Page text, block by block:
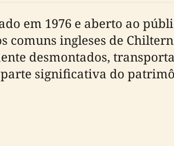
em 1976 e aberto ao
ingleses de
desmontados,
significativa do